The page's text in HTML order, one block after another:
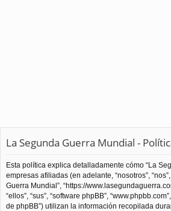
La Segunda Guerra Mundial -
Esta política explica detalladamente cómo “La
empresas afiliadas (en adelante, “nosotros”,
Guerra Mundial”, “https://
“ellos”, “sus”, “software phpBB”,
de phpBB”) utilizan la información recopilada